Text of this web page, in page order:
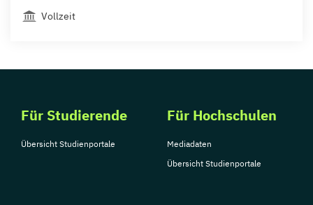
Vollzeit
Für Studierende
Übersicht Studienportale
Für Hochschulen
Mediadaten
Übersicht Studienportale